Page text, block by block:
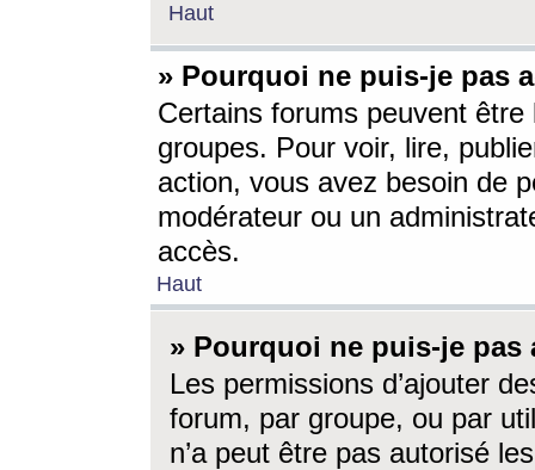
Haut
» Pourquoi ne puis-je pas
Certains forums peuvent être
groupes. Pour voir, lire,
action, vous avez besoin de
modérateur ou un
accès.
Haut
» Pourquoi ne puis-je
Les permissions d’ajouter
forum, par groupe, ou par
n’a peut être pas autorisé